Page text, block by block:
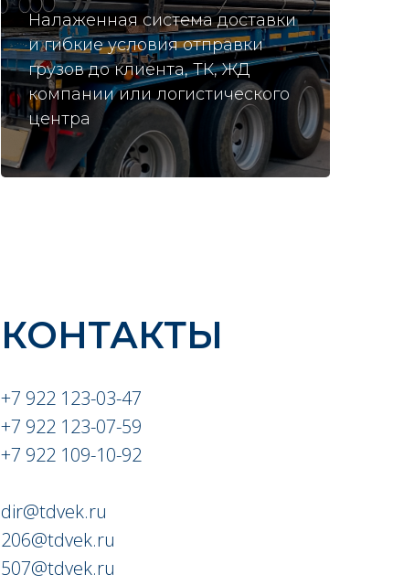
Налаженная система доставки
и гибкие условия отправки
грузов до клиента, ТК, ЖД
компании или логистического
центра
КОНТАКТЫ
+7 922 123-03-47
+7 922 123-07-59
+7 922 109-10-92
dir@tdvek.ru
206@tdvek.ru
507@tdvek.ru